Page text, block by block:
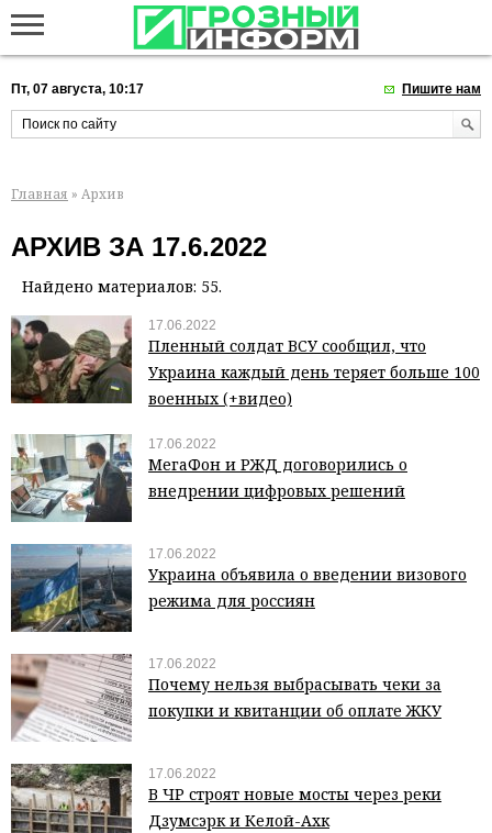
Пт, 07 августа, 10:17 Пишите нам
Главная » Архив
АРХИВ ЗА 17.6.2022
Найдено материалов: 55.
17.06.2022
Пленный солдат ВСУ сообщил, что
Украина каждый день теряет больше 100
военных (+видео)
17.06.2022
МегаФон и РЖД договорились о
внедрении цифровых решений
17.06.2022
Украина объявила о введении визового
режима для россиян
17.06.2022
Почему нельзя выбрасывать чеки за
покупки и квитанции об оплате ЖКУ
17.06.2022
В ЧР строят новые мосты через реки
Дзумсэрк и Келой-Ахк